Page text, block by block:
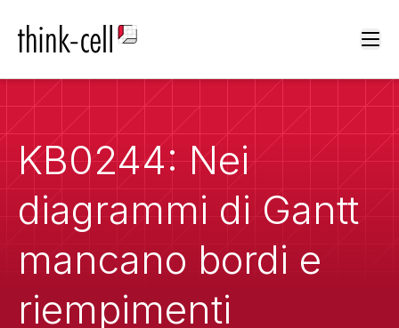
KB0244: Nei
diagrammi di Gantt
mancano bordi e
riempimenti